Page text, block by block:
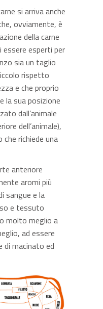
si arriva anche
ovviamente, è
della carne
essere esperti per
sia un taglio
rispetto
e che proprio
la sua posizione
dall’animale
dell’animale),
richiede una
anteriore
aromi più
sangue e la
e tessuto
molto meglio a
ad essere
di macinato ed